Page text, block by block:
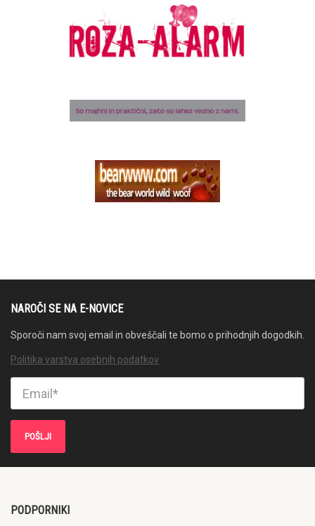
NAROČI SE NA E-NOVICE
Sporoči nam svoj email in obveščali te bomo o prihodnjih dogodkih.
Politika varstva osebnih podatkov
PODPORNIKI